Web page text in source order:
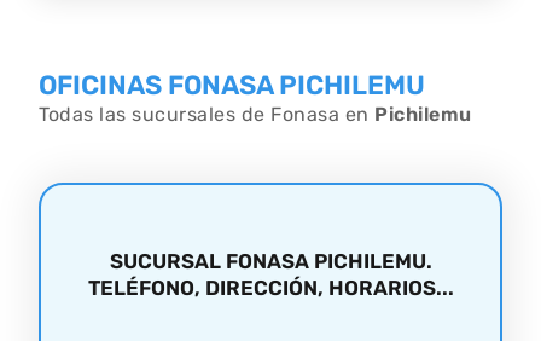
OFICINAS FONASA PICHILEMU
Todas las sucursales de Fonasa en Pichilemu
SUCURSAL FONASA PICHILEMU.
TELÉFONO, DIRECCIÓN, HORARIOS...